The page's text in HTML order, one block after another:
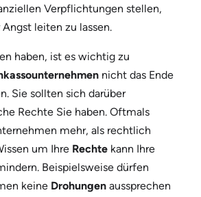
Verpflichtungen stellen,
leiten zu lassen.
haben, ist es wichtig zu
nicht das Ende
Sie sollten sich darüber
Rechte Sie haben. Oftmals
mehr, als rechtlich
um Ihre Rechte kann Ihre
Beispielsweise dürfen
keine Drohungen aussprechen